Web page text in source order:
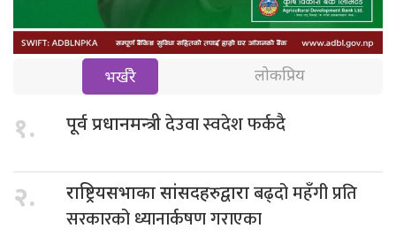
भर्खरै लोकप्रिय
१. पूर्व प्रधानमन्त्रीदेउवा स्वदेश फर्कदै
२. राष्ट्रियसभाका सांसदहरुद्वाराबढ्दो महँगी प्रति
सरकारको ध्यानार्कषण गराएका